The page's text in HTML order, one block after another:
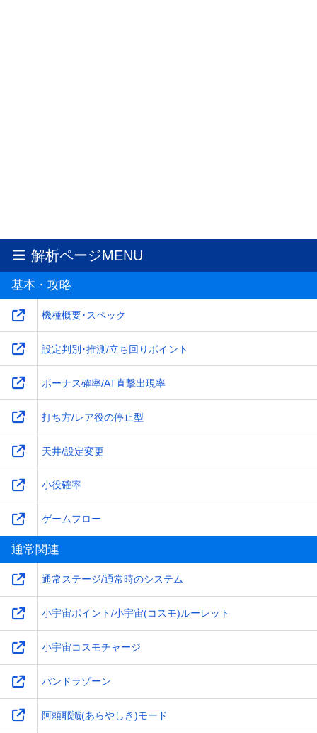
解析ページMENU
基本・攻略
機種概要･スペック
設定判別･推測/立ち回りポイント
ボーナス確率/AT直撃出現率
打ち方/レア役の停止型
天井/設定変更
小役確率
ゲームフロー
通常関連
通常ステージ/通常時のシステム
小宇宙ポイント/小宇宙(コスモ)ルーレット
小宇宙コスモチャージ
パンドラゾーン
阿頼耶識(あらやしき)モード